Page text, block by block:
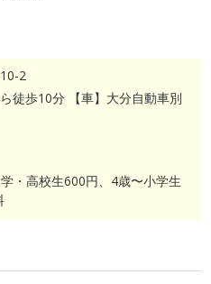
2
ら徒歩10分 【車】大分自動車別
・高校生600円、4歳〜小学生